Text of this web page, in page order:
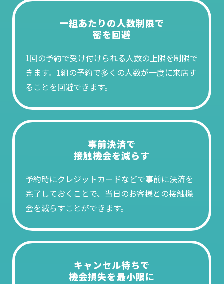
一組あたりの人数制限で
密を回避
1回の予約で受け付けられる人数の上限を制限で
きます。1組の予約で多くの人数が一度に来店す
ることを回避できます。
事前決済で
接触機会を減らす
予約時にクレジットカードなどで事前に決済を
完了しておくことで、当日のお客様との接触機
会を減らすことができます。
キャンセル待ちで
機会損失を最小限に